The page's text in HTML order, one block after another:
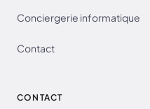
Conciergerie informatique
Contact
CONTACT